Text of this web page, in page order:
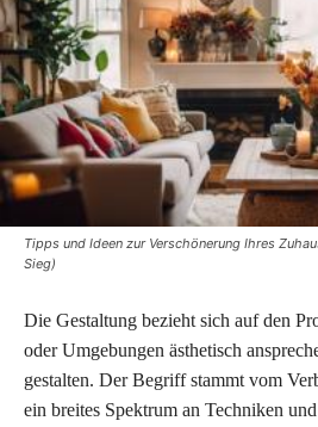
Tipps und Ideen zur Verschönerung Ihres
Sieg)
Die Gestaltung bezieht sich auf den
oder Umgebungen ästhetisch
gestalten. Der Begriff stammt vom
ein breites Spektrum an Techniken